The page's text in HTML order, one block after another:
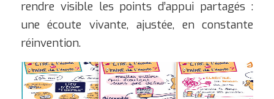
rendre visible les points d’appui partagés :
une écoute vivante, ajustée, en constante
réinvention.